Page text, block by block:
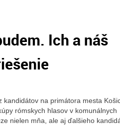
Ich a náš
na primátora mesta
rómskych hlasov v komunálnych
nielen mňa, ale aj ďalšieho